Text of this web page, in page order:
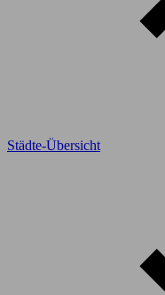
Städte-Übersicht